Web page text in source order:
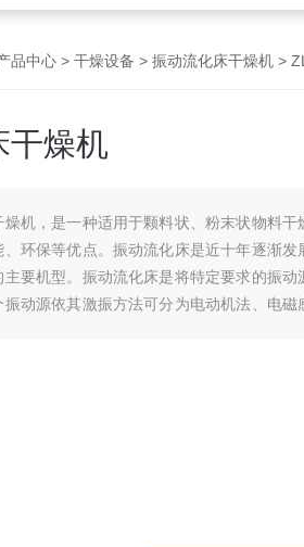
品中心 > 干燥设备 > 振动流化床干燥机 >
干燥机
机，是一种适用于颗料状、粉末状物料干
环保等优点。振动流化床是近十年逐渐发
要机型。振动流化床是将特定要求的振动
动源依其激振方法可分为电动机法、电磁